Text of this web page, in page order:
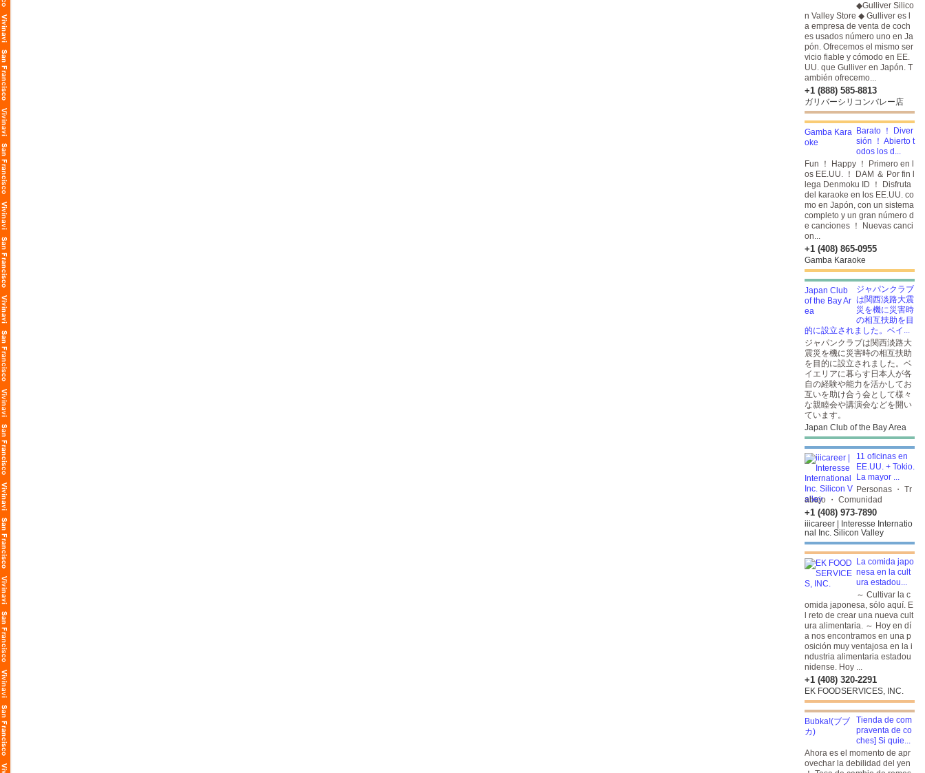
◆Gulliver Silico
n Valley Store ◆ Gulliver es l
a empresa de venta de coch
es usados número uno en Ja
pón. Ofrecemos el mismo ser
vicio fiable y cómodo en EE.
UU. que Gulliver en Japón. T
ambién ofrecemo...
+1 (888) 585-8813
ガリバーシリコンバレー店
Barato ！ Diver
sión ！ Abierto t
odos los d...
Fun ！ Happy ！ Primero en l
os EE.UU. ！ DAM ＆ Por fin l
lega Denmoku ID ！
Disfruta
del karaoke en los EE.UU. co
mo en Japón, con un sistema
completo y un gran número d
e canciones ！ Nuevas canci
on...
+1 (408) 865-0955
Gamba Karaoke
ジャパンクラブ
は関西淡路大震
災を機に災害時
の相互扶助を目
的に設立されました。ベイ...
ジャパンクラブは関西淡路大
震災を機に災害時の相互扶助
を目的に設立されました。ベ
イエリアに暮らす日本人が各
自の経験や能力を活かしてお
互いを助け合う会として様々
な親睦会や講演会などを開い
ています。
Japan Club of the Bay Area
11 oficinas en
EE.UU. + Tokio.
La mayor ...
Personas ・ Tr
abajo ・ Comunidad
+1 (408) 973-7890
iiicareer | Interesse Internatio
nal Inc. Silicon Valley
La comida japo
nesa en la cult
ura estadou...
～ Cultivar la c
omida japonesa, sólo aquí. E
l reto de crear una nueva cult
ura alimentaria. ～ Hoy en dí
a nos encontramos en una p
osición muy ventajosa en la i
ndustria alimentaria estadou
nidense. Hoy ...
+1 (408) 320-2291
EK FOODSERVICES, INC.
Tienda de com
praventa de co
ches] Si quie...
Ahora es el momento de apr
ovechar la debilidad del yen